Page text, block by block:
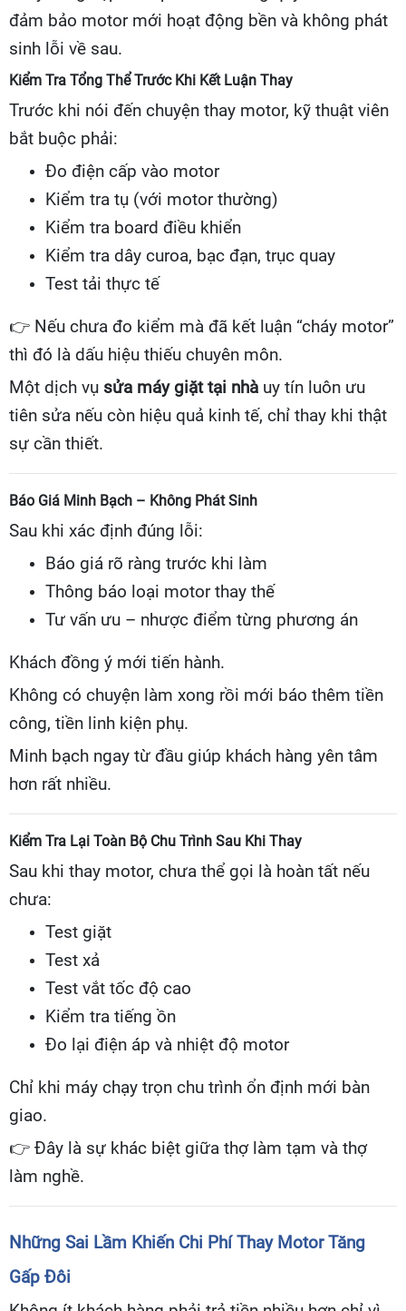
đảm bảo motor mới hoạt động bền và không phát
sinh lỗi về sau.
Kiểm Tra Tổng Thể Trước Khi Kết Luận Thay
Trước khi nói đến chuyện thay motor, kỹ thuật viên
bắt buộc phải:
Đo điện cấp vào motor
Kiểm tra tụ (với motor thường)
Kiểm tra board điều khiển
Kiểm tra dây curoa, bạc đạn, trục quay
Test tải thực tế
👉 Nếu chưa đo kiểm mà đã kết luận “cháy motor”
thì đó là dấu hiệu thiếu chuyên môn.
Một dịch vụ sửa máy giặt tại nhà uy tín luôn ưu
tiên sửa nếu còn hiệu quả kinh tế, chỉ thay khi thật
sự cần thiết.
Báo Giá Minh Bạch – Không Phát Sinh
Sau khi xác định đúng lỗi:
Báo giá rõ ràng trước khi làm
Thông báo loại motor thay thế
Tư vấn ưu – nhược điểm từng phương án
Khách đồng ý mới tiến hành.
Không có chuyện làm xong rồi mới báo thêm tiền
công, tiền linh kiện phụ.
Minh bạch ngay từ đầu giúp khách hàng yên tâm
hơn rất nhiều.
Kiểm Tra Lại Toàn Bộ Chu Trình Sau Khi Thay
Sau khi thay motor, chưa thể gọi là hoàn tất nếu
chưa:
Test giặt
Test xả
Test vắt tốc độ cao
Kiểm tra tiếng ồn
Đo lại điện áp và nhiệt độ motor
Chỉ khi máy chạy trọn chu trình ổn định mới bàn
giao.
👉 Đây là sự khác biệt giữa thợ làm tạm và thợ
làm nghề.
Những Sai Lầm Khiến Chi Phí Thay Motor Tăng
Gấp Đôi